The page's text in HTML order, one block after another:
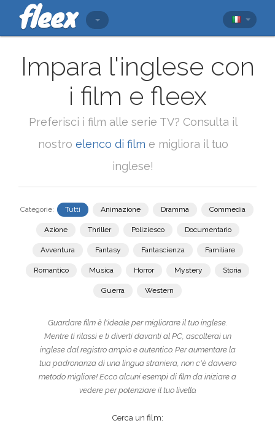
Impara l'inglese con
i film e fleex
Preferisci i film alle serie TV? Consulta il
nostro elenco di film e migliora il tuo
inglese!
Categorie: Tutti Animazione Dramma Commedia
Azione Thriller Poliziesco Documentario
Avventura Fantasy Fantascienza Familiare
Romantico Musica Horror Mystery Storia
Guerra Western
Guardare film è l'ideale per migliorare il tuo inglese.
Mentre ti rilassi e ti diverti davanti al PC, ascolterai un
inglese dal registro ampio e autentico. Per aumentare la
tua padronanza di una lingua straniera, non c'è davvero
metodo migliore! Ecco alcuni esempi di film da iniziare a
vedere per potenziare il tuo livello.
Cerca un film: